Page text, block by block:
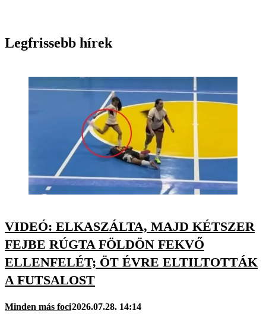
Legfrissebb hírek
VIDEÓ: ELKASZÁLTA, MAJD KÉTSZER
FEJBE RÚGTA FÖLDÖN FEKVŐ
ELLENFELÉT; ÖT ÉVRE ELTILTOTTÁK
A FUTSALOST
Minden más foci2026.07.28. 14:14